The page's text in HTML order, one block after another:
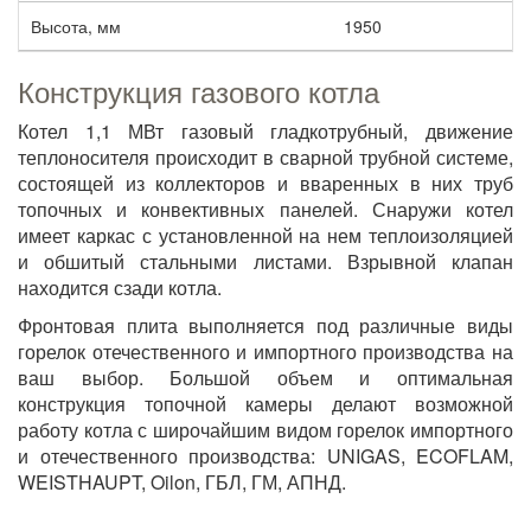
Высота, мм 1950
Конструкция газового котла
Котел 1,1 МВт газовый гладкотрубный, движение
теплоносителя происходит в сварной трубной системе,
состоящей из коллекторов и вваренных в них труб
топочных и конвективных панелей. Снаружи котел
имеет каркас с установленной на нем теплоизоляцией
и обшитый стальными листами. Взрывной клапан
находится сзади котла.
Фронтовая плита выполняется под различные виды
горелок отечественного и импортного производства на
ваш выбор. Большой объем и оптимальная
конструкция топочной камеры делают возможной
работу котла с широчайшим видом горелок импортного
и отечественного производства: UNIGAS, ECOFLAM,
WEISTHAUPT, Oilon, ГБЛ, ГМ, АПНД.